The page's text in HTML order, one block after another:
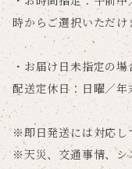
時からご選択いただけ
・お届け日未指定の場
配送定休日：日曜／年
※即日発送には対応し
※天災、交通事情、シ